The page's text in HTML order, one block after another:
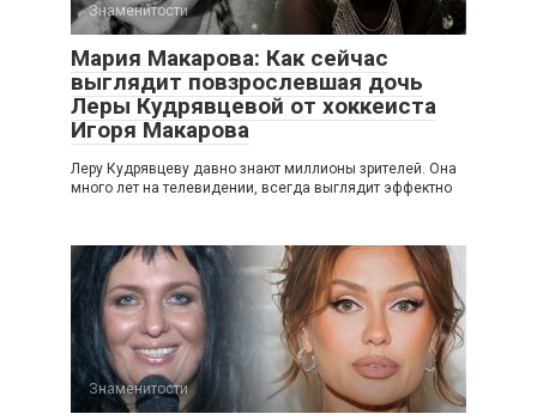
Знаменитости
Мария Макарова: Как сейчас
выглядит повзрослевшая дочь
Леры Кудрявцевой от хоккеиста
Игоря Макарова
Леру Кудрявцеву давно знают миллионы зрителей. Она
много лет на телевидении, всегда выглядит эффектно
Знаменитости